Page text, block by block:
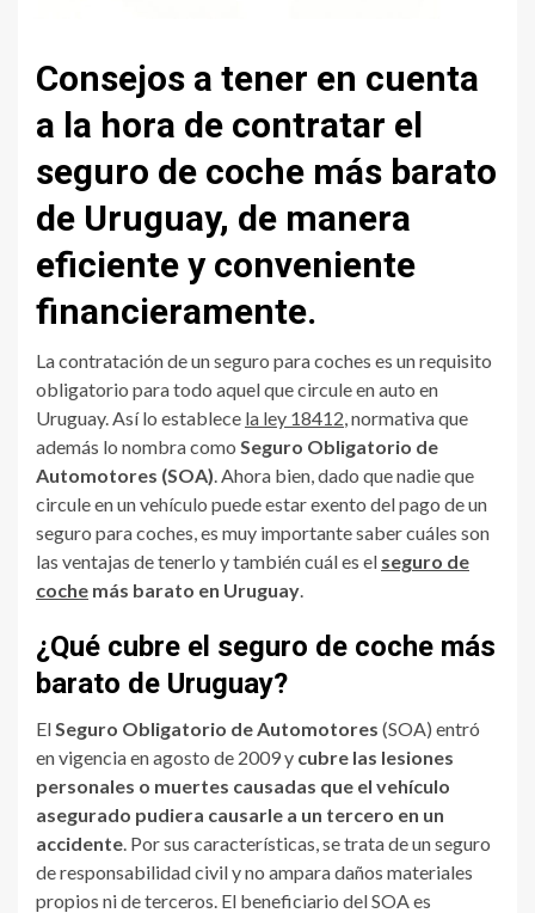
Consejos a tener en cuenta
a la hora de contratar el
seguro de coche más barato
de Uruguay, de manera
eficiente y conveniente
financieramente.
La contratación de un seguro para coches es un requisito
obligatorio para todo aquel que circule en auto en
Uruguay. Así lo establece la ley 18412, normativa que
además lo nombracomo Seguro Obligatorio de
Automotores (SOA). Ahora bien, dado que nadie que
circule en un vehículo puede estar exento del pago de un
seguro para coches, es muy importante saber cuáles son
las ventajas de tenerlo y también cuál es el seguro de
coche más barato en Uruguay.
¿Qué cubre el seguro de coche más
barato de Uruguay?
ElSeguro Obligatorio de Automotores (SOA) entró
en vigencia en agosto de 2009 y cubre las lesiones
personales o muertes causadas que el vehículo
asegurado pudiera causarle a un tercero en un
accidente. Por sus características, se trata de un seguro
de responsabilidad civil y no ampara daños materiales
propios ni de terceros. El beneficiario del SOA es